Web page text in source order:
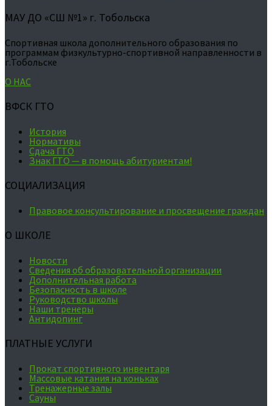
МАУ ДО «СШ №1» г. Тобольска
Спортивная школа дополнительного образования по
программам физкультурно-спортивной направленности в
г.Тобольске
О НАС
ВФСК ГТО
История
Нормативы
Сдача ГТО
Знак ГТО — в помощь абитуриентам!
СОЦИАЛИЗАЦИЯ
Правовое консультирование и просвещение граждан
О ШКОЛЕ
Новости
Сведения об образовательной организации
Дополнительная работа
Безопасность в школе
Руководство школы
Наши тренеры
Антидопинг
ПЛАТНЫЕ УСЛУГИ
Прокат спортивного инвентаря
Массовые катания на коньках
Тренажерные залы
Сауны